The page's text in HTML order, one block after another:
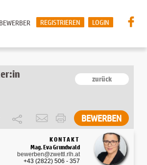
LOGIN
REGISTRIEREN
zurück
KONTAKT
Mag. Eva Grundwald
bewerben@zwettl.rlh.at
+43 (2822) 506 - 357